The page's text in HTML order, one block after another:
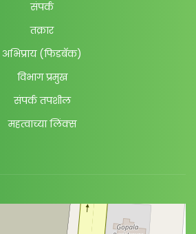
संपर्क
तक्रार
अभिप्राय (फिडबॅक)
विभाग प्रमुख
संपर्क तपशील
महत्वाच्या लिंक्स